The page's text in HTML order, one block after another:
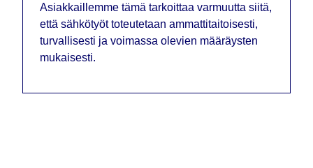
Asiakkaillemme tämä tarkoittaa varmuutta siitä,
että sähkötyöt toteutetaan ammattitaitoisesti,
turvallisesti ja voimassa olevien määräysten
mukaisesti.